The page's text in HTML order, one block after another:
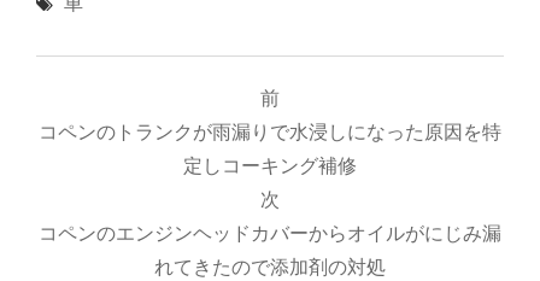
稿
ビ
前
コペンのトランクが雨漏りで水浸しになった原因を特
定しコーキング補修
次
コペンのエンジンヘッドカバーからオイルがにじみ漏
れてきたので添加剤の対処